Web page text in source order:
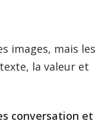
images, mais les
la valeur et
conversation et